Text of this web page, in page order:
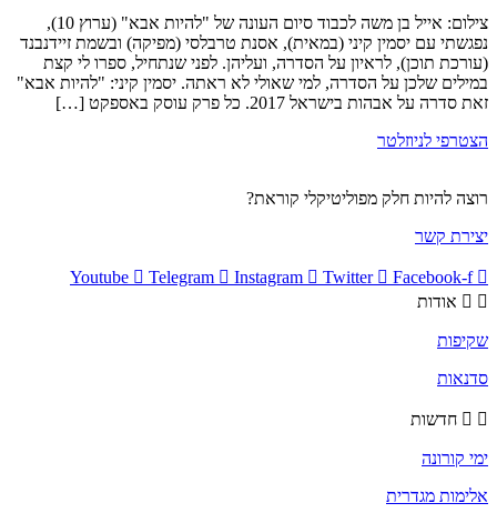
צילום: אייל בן משה לכבוד סיום העונה של "להיות אבא" (ערוץ 10),
נפגשתי עם יסמין קיני (במאית), אסנת טרבלסי (מפיקה) ובשמת זיידנבנד
(עורכת תוכן), לראיון על הסדרה, ועליהן. לפני שנתחיל, ספרו לי קצת
במילים שלכן על הסדרה, למי שאולי לא ראתה. יסמין קיני: "להיות אבא"
זאת סדרה על אבהות בישראל 2017. כל פרק עוסק באספקט […]
הצטרפי לניוזלטר
רוצה להיות חלק מפוליטיקלי קוראת?
יצירת קשר
Youtube Telegram Instagram Twitter
Facebook-f
אודות
שקיפות
סדנאות
חדשות
ימי קורונה
אלימות מגדרית